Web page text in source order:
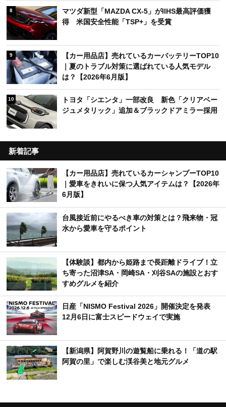
8
マツダ新型「MAZDA CX-5」がIIHS最高評価獲
得 米国安全性能「TSP+」を受賞
9
【カー用品店】売れているカーバッテリーTOP10
｜夏のトラブル対策に選ばれている人気モデル
は？【2026年6月版】
10
トヨタ「シエンタ」一部改良 新色「クリアベー
ジュメタリック」追加＆ブラックドアミラー採用
新着記事
【カー用品店】売れているカーシャンプーTOP10
｜愛車をきれいに保つ人気アイテムは？【2026年
6月版】
台風接近前にやるべき車の対策とは？飛来物・冠
水から愛車を守るポイント
【体験談】都内から姫路まで長距離ドライブ！立
ち寄った沼津SA・岡崎SA・刈谷SAの施設とおす
すめグルメを紹介
日産「NISMO Festival 2026」開催決定を発表
12月6日に富士スピードウェイで実施
【新潟県】阿賀野川の遊覧船に乗れる！「道の駅
阿賀の里」で楽しむ渓谷美と地元グルメ